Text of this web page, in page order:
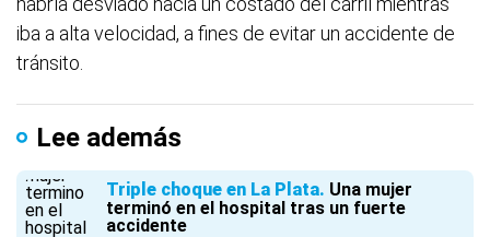
iba a alta velocidad, a fines de evitar un accidente de
tránsito.
Lee además
Triple choque en La Plata Una mujer
terminó en el hospital tras un fuerte
accidente